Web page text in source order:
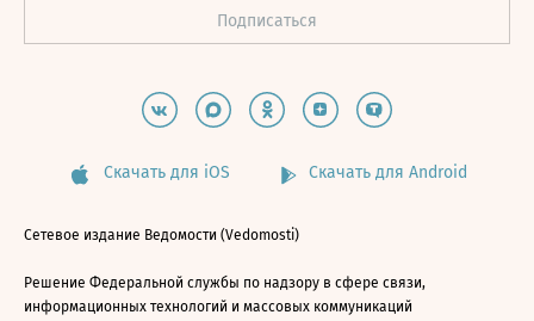
Скачать для iOS Скачать для Android
Сетевое издание Ведомости (Vedomosti)
Решение Федеральной службы по надзору в сфере связи,
информационных технологий и массовых коммуникаций